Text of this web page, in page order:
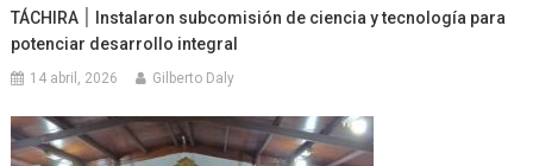
TÁCHIRA ׀ Instalaron subcomisión de ciencia y tecnología para
potenciar desarrollo integral
14 abril, 2026 Gilberto Daly